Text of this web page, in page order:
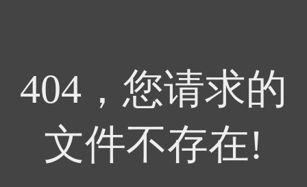
404，您请求的
文件不存在!